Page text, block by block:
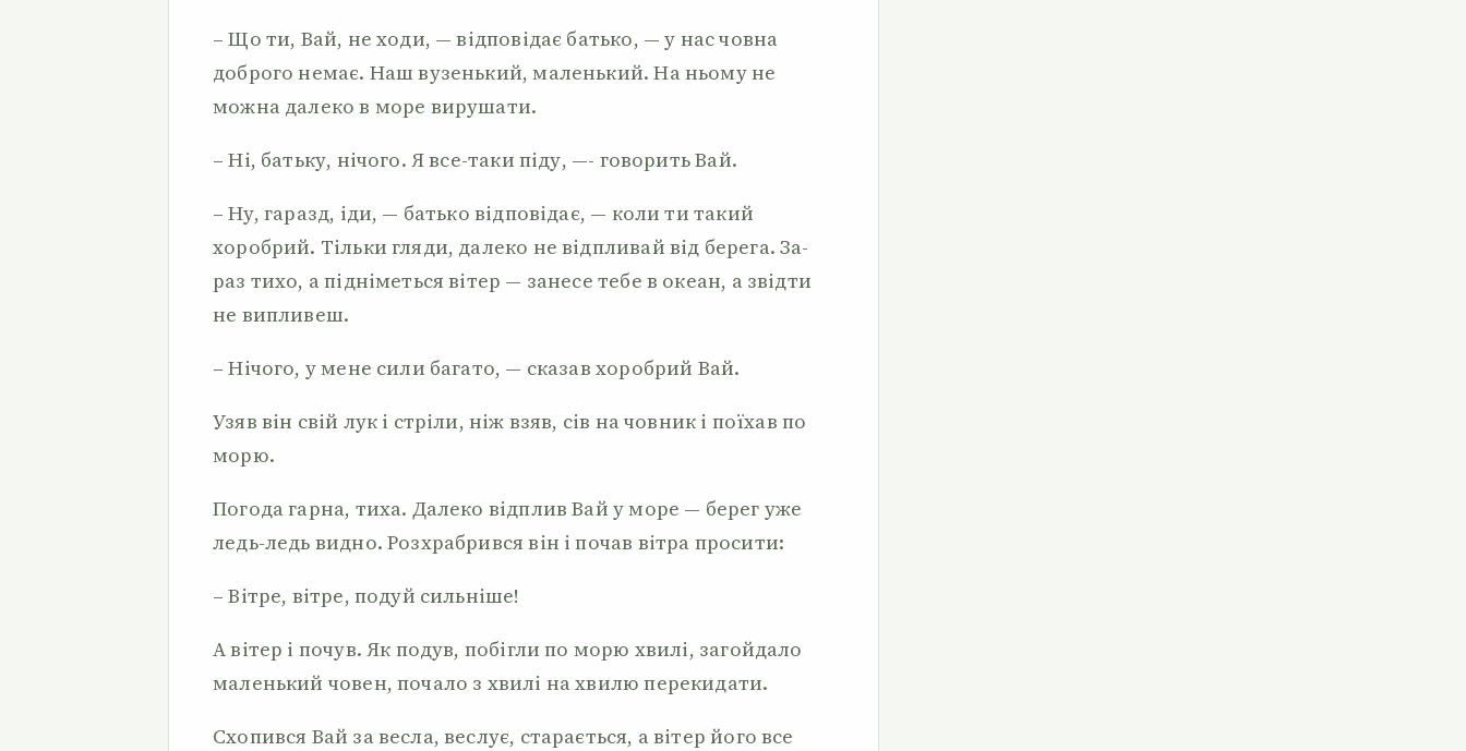
– Що ти, Вай, не ходи, — відповідає батько, — у нас чов­на
доброго немає. Наш вузенький, маленький. На ньому не
можна далеко в море вирушати.
– Ні, батьку, нічого. Я все-таки піду, —- говорить Вай.
– Ну, гаразд, іди, — батько відповідає, — коли ти такий
хоробрий. Тільки гляди, далеко не відпливай від берега. За­
раз тихо, а підніметься вітер — занесе тебе в океан, а звідти
не випливеш.
– Нічого, у мене сили багато, — сказав хоробрий Вай.
Узяв він свій лук і стріли, ніж взяв, сів на човник і по­їхав по
морю.
Погода гарна, тиха. Далеко відплив Вай у море — берег уже
ледь-ледь видно. Розхрабрився він і почав вітра просити:
– Вітре, вітре, подуй сильніше!
А вітер і почув. Як подув, побігли по морю хвилі, загой­дало
маленький човен, почало з хвилі на хвилю перекидати.
Схопився Вай за весла, веслує, старається, а вітер його все